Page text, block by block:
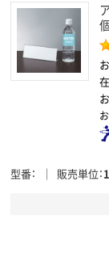
型番 販売単位